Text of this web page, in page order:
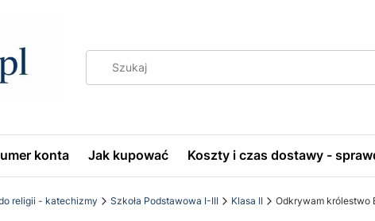
konta Jak kupować Koszty i czas dostawy -
religii - katechizmy Szkoła Podstawowa I-III Klasa II Odkrywam królestwo